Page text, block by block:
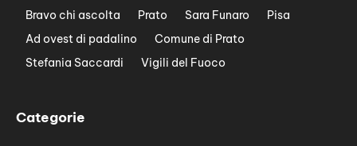
Bravo chi ascolta
Prato Sara Funaro
Pisa
Ad ovest di padalino
Comune di Prato
Stefania Saccardi
Vigili del Fuoco
Categorie